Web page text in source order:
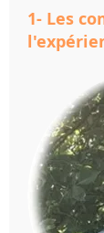
1- Les